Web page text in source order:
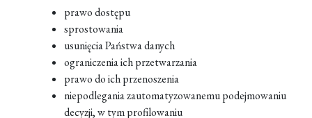
prawo dostępu
sprostowania
usunięcia Państwa danych
ograniczenia ich przetwarzania
prawo do ich przenoszenia
niepodlegania zautomatyzowanemu podejmowaniu
decyzji, w tym profilowaniu